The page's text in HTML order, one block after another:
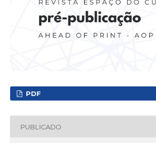
PDF
PUBLICADO